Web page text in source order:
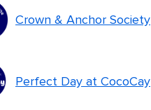
Crown & Anchor Society
Perfect Day at CocoCay